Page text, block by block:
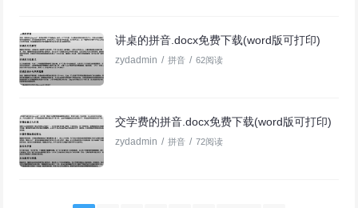
讲桌的拼音.docx免费下载(word版可打印)
zydadmin / 拼音 / 62阅读
交学费的拼音.docx免费下载(word版可打印)
zydadmin / 拼音 / 72阅读